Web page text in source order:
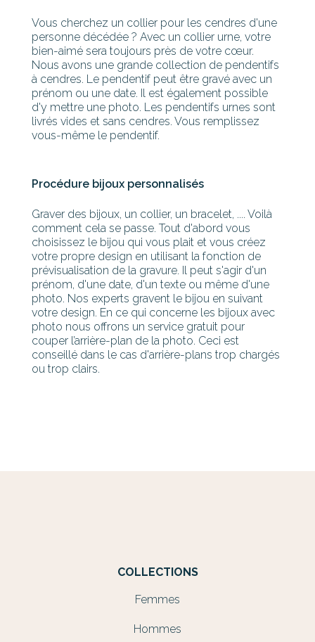
Vous cherchez un collier pour les cendres d'une
personne décédée ? Avec un collier urne, votre
bien-aimé sera toujours près de votre cœur.
Nous avons une grande collection de pendentifs
à cendres. Le pendentif peut être gravé avec un
prénom ou une date. Il est également possible
d'y mettre une photo. Les pendentifs urnes sont
livrés vides et sans cendres. Vous remplissez
vous-même le pendentif.
Procédure bijoux personnalisés
Graver des bijoux, un collier, un bracelet, .... Voilà
comment cela se passe. Tout d'abord vous
choisissez le bijou qui vous plait et vous créez
votre propre design en utilisant la fonction de
prévisualisation de la gravure. Il peut s'agir d'un
prénom, d'une date, d'un texte ou même d'une
photo. Nos experts gravent le bijou en suivant
votre design. En ce qui concerne les bijoux avec
photo nous offrons un service gratuit pour
couper l’arrière-plan de la photo. Ceci est
conseillé dans le cas d'arrière-plans trop chargés
ou trop clairs.
COLLECTIONS
Femmes
Hommes